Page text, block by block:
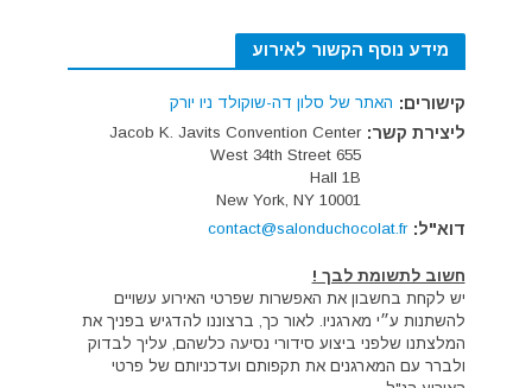
מידע נוסף הקשור לאירוע
קישורים: האתר של סלון דה-שוקולד ניו יורק
ליצירת קשר: Jacob K. Javits Convention Center
655 West 34th Street
Hall 1B
New York, NY 10001
דוא"ל: contact@salonduchocolat.fr
חשוב לתשומת לבך !
יש לקחת בחשבון את האפשרות שפרטי האירוע עשויים
להשתנות ע״י מארגניו. לאור כך, ברצוננו להדגיש בפניך את
המלצתנו שלפני ביצוע סידורי נסיעה כלשהם, עליך לבדוק
ולברר עם המארגנים את תקפותם ועדכניותם של פרטי